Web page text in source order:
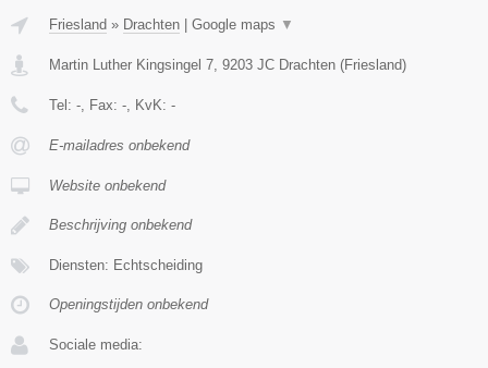
Friesland » Drachten Google maps ▼
Martin Luther Kingsingel 7 9203 JC Drachten (Friesland)
Tel: - , Fax: - , KvK: -
E-mailadres onbekend
Website onbekend
Beschrijving onbekend
Diensten: Echtscheiding
Openingstijden onbekend
Sociale media: